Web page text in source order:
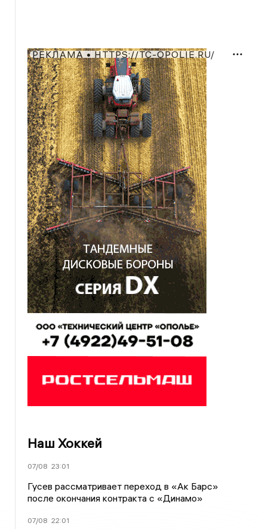
РЕКЛАМА • HTTPS://TC-OPOLIE.RU/
Наш Хоккей
07/08 23:01
Гусев рассматривает переход в «Ак Барс»
после окончания контракта с «Динамо»
07/08 22:01